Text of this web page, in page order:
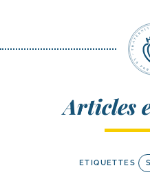
Articles
ETIQUETTES